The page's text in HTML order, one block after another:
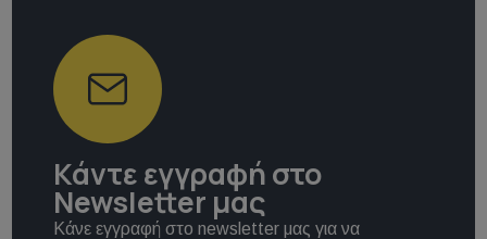
Κάντε εγγραφή στο
Newsletter μας
Κάνε εγγραφή στο newsletter μας για να